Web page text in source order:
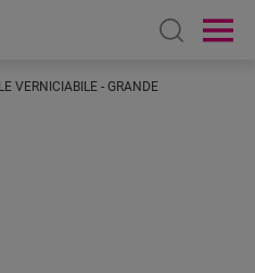
Open
VERNICIABILE - GRANDE